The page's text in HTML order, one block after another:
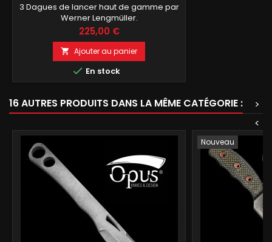
3 Dagues de lancer haut de gamme par
Werner Lengmüller.
Prix
225,00 €
 Ajouter au panier
 En stock
16 AUTRES PRODUITS DANS LA MÊME CATÉGORIE :
>
<
Nouveau